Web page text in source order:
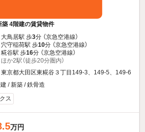
4階建の賃貸物件
大鳥居駅 歩3分 （京急空港線）
穴守稲荷駅 歩10分 （京急空港線）
糀谷駅 歩16分 （京急空港線）
ほか2駅（徒歩20分圏内）
東京都大田区東糀谷３丁目149-3、149-5、149-6
/ 新築 / 鉄骨造
ス
万円